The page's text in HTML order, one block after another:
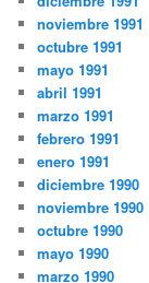
noviembre 1991
octubre 1991
mayo 1991
abril 1991
marzo 1991
febrero 1991
enero 1991
diciembre 1990
noviembre 1990
octubre 1990
mayo 1990
marzo 1990